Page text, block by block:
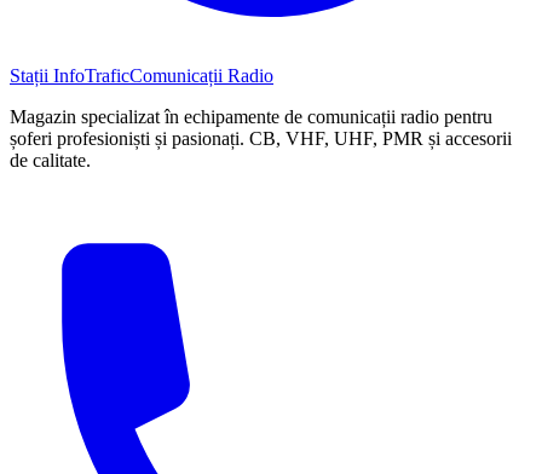
Stații InfoTraficComunicații Radio
Magazin specializat în echipamente de comunicații radio pentru
șoferi profesioniști și pasionați. CB, VHF, UHF, PMR și accesorii
de calitate.